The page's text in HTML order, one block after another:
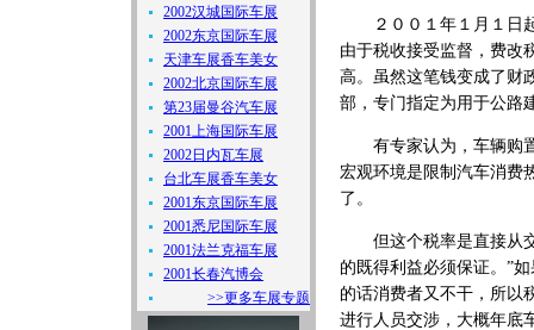
2002汉城国际车展
2002东京国际车展
天津车展香车美女
2002北京国际车展
第23届曼谷汽车展
2001上海国际车展
2002日内瓦车展
台北车展香车美女
2001东京国际车展
2001悉尼国际车展
2001法兰克福车展
2001长春汽博会
>>更多车展专题
２００１年１月１日起
由于税收接受监督，费改
高。虽然这笔钱变成了财
部，专门指定为用于公路
有专家认为，车辆购置
宏观环境是限制汽车消费
了。
但这个税率是直接从交
的既得利益必须保证。”
的话消费者又不干，所以
进行人员交涉，大概年底